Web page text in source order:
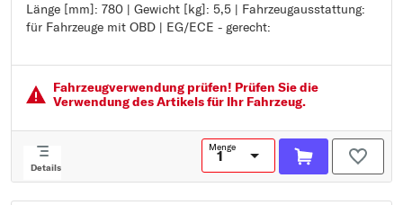
Länge [mm]: 780 | Gewicht [kg]: 5,5 | Fahrzeugausstattung:
für Fahrzeuge mit OBD | EG/ECE - gerecht:
Länge [mm]: 780
Gewicht [kg]: 5,5
EG/ECE - gerecht:
Fahrzeugver­wendung prüfen! Prüfen Sie die
Verwendung des Artikels für Ihr Fahrzeug.
Details
Menge